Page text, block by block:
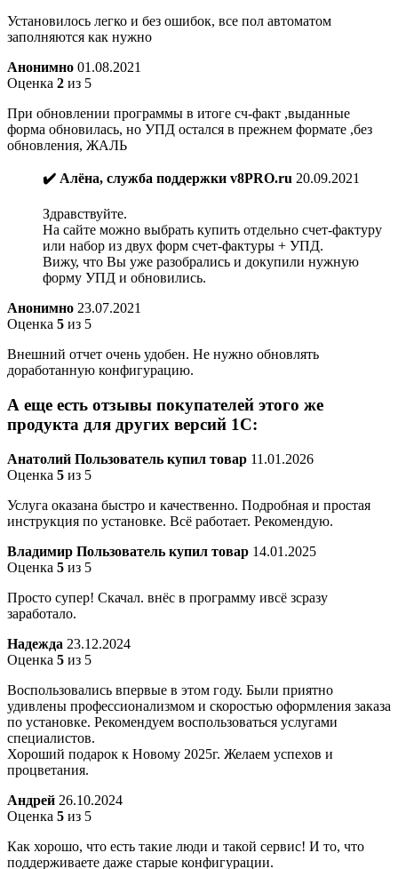
Установилось легко и без ошибок, все пол автоматом
заполняются как нужно
Анонимно 01.08.2021
Оценка 2 из 5
При обновлении программы в итоге сч-факт ,выданные
форма обновилась, но УПД остался в прежнем формате ,без
обновления, ЖАЛЬ
✔️ Алёна, служба поддержки v8PRO.ru 20.09.2021
Здравствуйте.
На сайте можно выбрать купить отдельно счет-фактуру
или набор из двух форм счет-фактуры + УПД.
Вижу, что Вы уже разобрались и докупили нужную
форму УПД и обновились.
Анонимно 23.07.2021
Оценка 5 из 5
Внешний отчет очень удобен. Не нужно обновлять
доработанную конфигурацию.
А еще есть отзывы покупателей этого же
продукта для других версий 1С:
Анатолий Пользователь купил товар 11.01.2026
Оценка 5 из 5
Услуга оказана быстро и качественно. Подробная и простая
инструкция по установке. Всё работает. Рекомендую.
Владимир Пользователь купил товар 14.01.2025
Оценка 5 из 5
Просто супер! Скачал. внёс в программу ивсё зсразу
заработало.
Надежда 23.12.2024
Оценка 5 из 5
Воспользовались впервые в этом году. Были приятно
удивлены профессионализмом и скоростью оформления заказа
по установке. Рекомендуем воспользоваться услугами
специалистов.
Хороший подарок к Новому 2025г. Желаем успехов и
процветания.
Андрей 26.10.2024
Оценка 5 из 5
Как хорошо, что есть такие люди и такой сервис! И то, что
поддерживаете даже старые конфигурации.